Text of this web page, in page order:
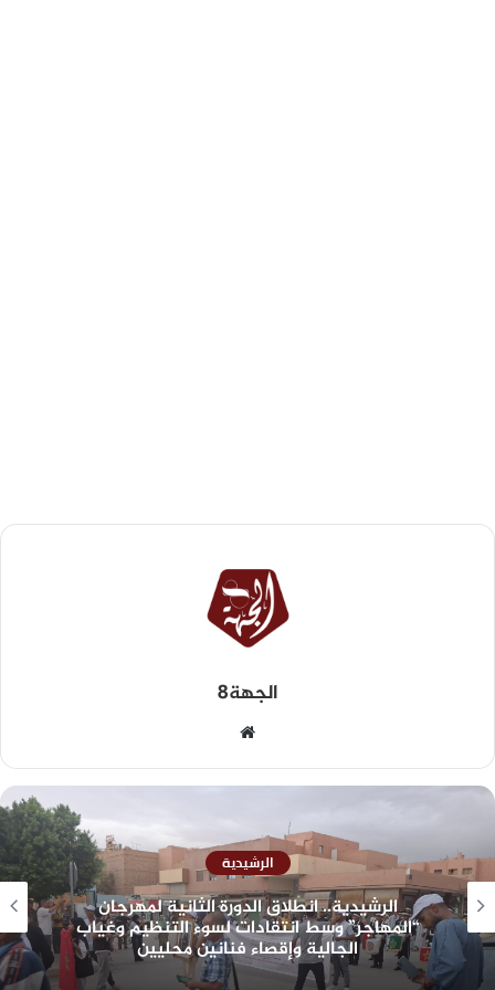
الجهة8
الرشيدية
الرشيدية.. انطلاق الدورة الثانية لمهرجان
“المهاجر” وسط انتقادات لسوء التنظيم وغياب
الجالية وإقصاء فنانين محليين